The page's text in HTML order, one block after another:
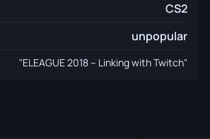
CS2
unpopular
"ELEAGUE 2018 – Linking with Twitch"